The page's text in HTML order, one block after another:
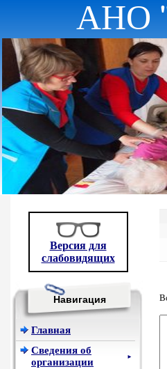
АНО
Версия для
слабовидящих
Навигация
Главная
Сведения об
организации
►